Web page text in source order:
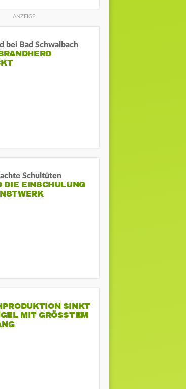
bei Bad Schwalbach
Schultüten
DIE EINSCHULUNG
SINKT
MIT GRÖSSTEM R